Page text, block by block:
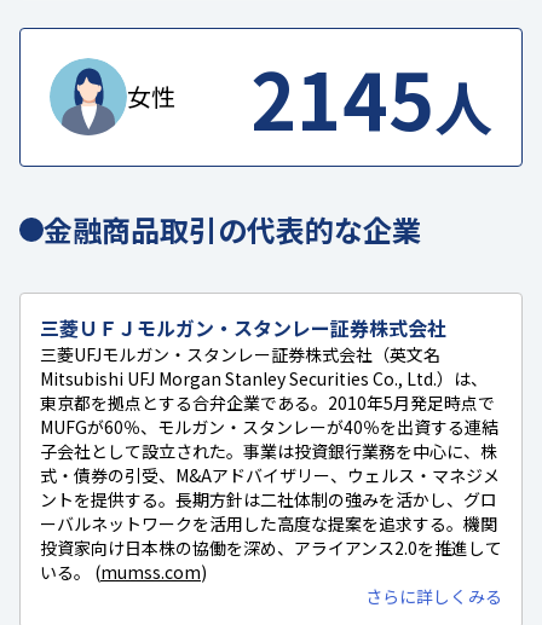
女性 2145人
金融商品取引の代表的な企業
三菱ＵＦＪモルガン・スタンレー証券株式会社
三菱UFJモルガン・スタンレー証券株式会社（英文名
Mitsubishi UFJ Morgan Stanley Securities Co., Ltd.）は、
東京都を拠点とする合弁企業である。2010年5月発足時点で
MUFGが60％、モルガン・スタンレーが40％を出資する連結
子会社として設立された。事業は投資銀行業務を中心に、株
式・債券の引受、M&Aアドバイザリー、ウェルス・マネジメ
ントを提供する。長期方針は二社体制の強みを活かし、グロ
ーバルネットワークを活用した高度な提案を追求する。機関
投資家向け日本株の協働を深め、アライアンス2.0を推進して
いる。 (mumss.com)
さらに詳しくみる